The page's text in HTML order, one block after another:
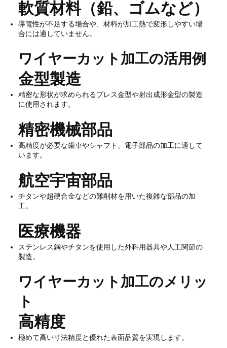
軟質材料（鉛、ゴムなど）
導電性が不足する場合や、材料が加工熱で変形しやすい場
合には適していません。
ワイヤーカット加工の活用例
金型製造
精密な形状が求められるプレス金型や射出成形金型の製造
に使用されます。
精密機械部品
高精度が必要な歯車やシャフト、電子部品の加工に適して
います。
航空宇宙部品
チタンや超硬合金などの難削材を用いた複雑な部品の加
工。
医療機器
ステンレス鋼やチタンを使用した外科用器具や人工関節の
製造。
ワイヤーカット加工のメリッ
ト
高精度
極めて高い寸法精度と優れた表面品質を実現します。